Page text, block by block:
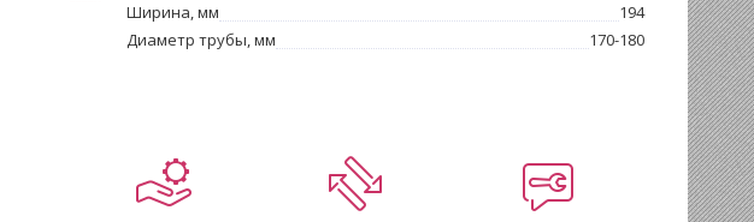
Ширина, мм
194
Диаметр трубы, мм
170-180